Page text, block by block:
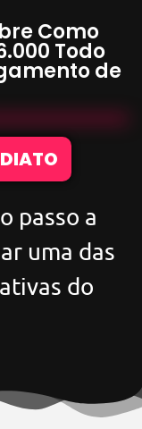
Como
Todo
de
passo a
uma das
do